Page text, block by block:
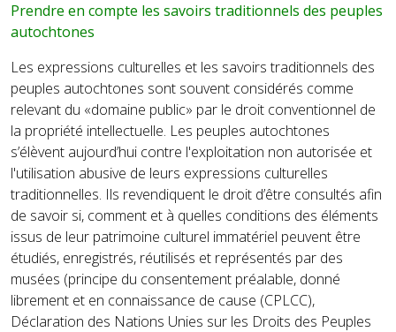
Prendre en compte les savoirs traditionnels des peuples
autochtones
Les expressions culturelles et les savoirs traditionnels des
peuples autochtones sont souvent considérés comme
relevant du «domaine public» par le droit conventionnel de
la propriété intellectuelle. Les peuples autochtones
s’élèvent aujourd’hui contre l'exploitation non autorisée et
l'utilisation abusive de leurs expressions culturelles
traditionnelles. Ils revendiquent le droit d’être consultés afin
de savoir si, comment et à quelles conditions des éléments
issus de leur patrimoine culturel immatériel peuvent être
étudiés, enregistrés, réutilisés et représentés par des
musées (principe du consentement préalable, donné
librement et en connaissance de cause (CPLCC),
Déclaration des Nations Unies sur les Droits des Peuples